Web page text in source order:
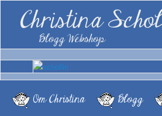
Christina
Blogg Webshop
Om Christina Blogg